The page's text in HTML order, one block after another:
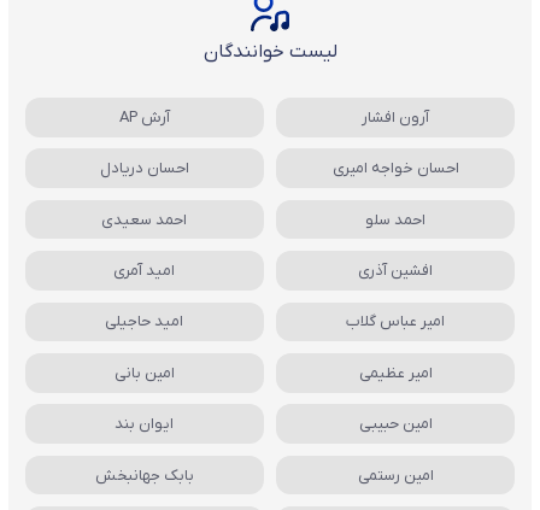
لیست خوانندگان
آرون افشار آرش AP
احسان خواجه امیری احسان دریادل
احمد سلو احمد سعیدی
افشین آذری امید آمری
امیر عباس گلاب امید حاجیلی
امیر عظیمی امین بانی
امین حبیبی ایوان بند
امین رستمی بابک جهانبخش